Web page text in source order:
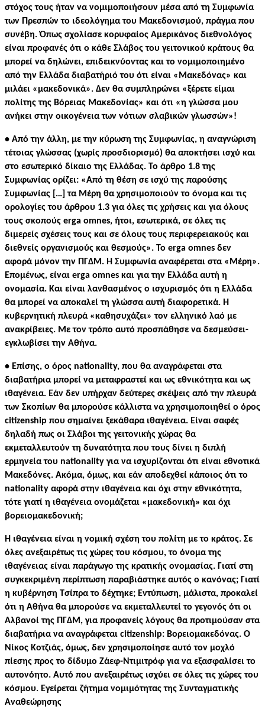
στόχος τους ήταν να νομιμοποιήσουν μέσα από τη Συμφωνία
των Πρεσπών το ιδεολόγημα του Μακεδονισμού, πράγμα που
συνέβη. Όπως σχολίασε κορυφαίος Αμερικάνος διεθνολόγος
είναι προφανές ότι ο κάθε Σλάβος του γειτονικού κράτους θα
μπορεί να δηλώνει, επιδεικνύοντας και το νομιμοποιημένο
από την Ελλάδα διαβατήριό του ότι είναι «Μακεδόνας» και
μιλάει «μακεδονικά». Δεν θα συμπληρώνει «ξέρετε είμαι
πολίτης της Βόρειας Μακεδονίας» και ότι «η γλώσσα μου
ανήκει στην οικογένεια των νότιων σλαβικών γλωσσών»!
• Από την άλλη, με την κύρωση της Συμφωνίας, η αναγνώριση
τέτοιας γλώσσας (χωρίς προσδιορισμό) θα αποκτήσει ισχύ και
στο εσωτερικό δίκαιο της Ελλάδας. Το άρθρο 1.8 της
Συμφωνίας ορίζει: «Από τη θέση σε ισχύ της παρούσης
Συμφωνίας […] τα Μέρη θα χρησιμοποιούν το όνομα και τις
ορολογίες του άρθρου 1.3 για όλες τις χρήσεις και για όλους
τους σκοπούς erga omnes, ήτοι, εσωτερικά, σε όλες τις
διμερείς σχέσεις τους και σε όλους τους περιφερειακούς και
διεθνείς οργανισμούς και θεσμούς». Το erga omnes δεν
αφορά μόνον την ΠΓΔΜ. Η Συμφωνία αναφέρεται στα «Μέρη».
Επομένως, είναι erga omnes και για την Ελλάδα αυτή η
ονομασία. Και είναι λανθασμένος ο ισχυρισμός ότι η Ελλάδα
θα μπορεί να αποκαλεί τη γλώσσα αυτή διαφορετικά. Η
κυβερνητική πλευρά «καθησυχάζει» τον ελληνικό λαό με
ανακρίβειες. Με τον τρόπο αυτό προσπάθησε να δεσμεύσει-
εγκλωβίσει την Αθήνα.
• Επίσης, ο όρος nationality, που θα αναγράφεται στα
διαβατήρια μπορεί να μεταφραστεί και ως εθνικότητα και ως
ιθαγένεια. Εάν δεν υπήρχαν δεύτερες σκέψεις από την πλευρά
των Σκοπίων θα μπορούσε κάλλιστα να χρησιμοποιηθεί ο όρος
citizenship που σημαίνει ξεκάθαρα ιθαγένεια. Είναι σαφές
δηλαδή πως οι Σλάβοι της γειτονικής χώρας θα
εκμεταλλευτούν τη δυνατότητα που τους δίνει η διπλή
ερμηνεία του nationality για να ισχυρίζονται ότι είναι εθνοτικά
Μακεδόνες. Ακόμα, όμως, και εάν αποδεχθεί κάποιος ότι το
nationality αφορά στην ιθαγένεια και όχι στην εθνικότητα,
τότε γιατί η ιθαγένεια ονομάζεται «μακεδονική» και όχι
βορειομακεδονική;
Η ιθαγένεια είναι η νομική σχέση του πολίτη με το κράτος. Σε
όλες ανεξαιρέτως τις χώρες του κόσμου, το όνομα της
ιθαγένειας είναι παράγωγο της κρατικής ονομασίας. Γιατί στη
συγκεκριμένη περίπτωση παραβιάστηκε αυτός ο κανόνας; Γιατί
η κυβέρνηση Τσίπρα το δέχτηκε; Εντύπωση, μάλιστα, προκαλεί
ότι η Αθήνα θα μπορούσε να εκμεταλλευτεί το γεγονός ότι οι
Αλβανοί της ΠΓΔΜ, για προφανείς λόγους θα προτιμούσαν στα
διαβατήρια να αναγράφεται citizenship: Βορειομακεδόνας. Ο
Νίκος Κοτζιάς, όμως, δεν χρησιμοποίησε αυτό τον μοχλό
πίεσης προς το δίδυμο Ζάεφ-Ντιμιτρόφ για να εξασφαλίσει το
αυτονόητο. Αυτό που ανεξαιρέτως ισχύει σε όλες τις χώρες του
κόσμου. Εγείρεται ζήτημα νομιμότητας της Συνταγματικής
Αναθεώρησης